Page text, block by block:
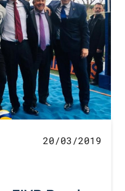
20/03/2019